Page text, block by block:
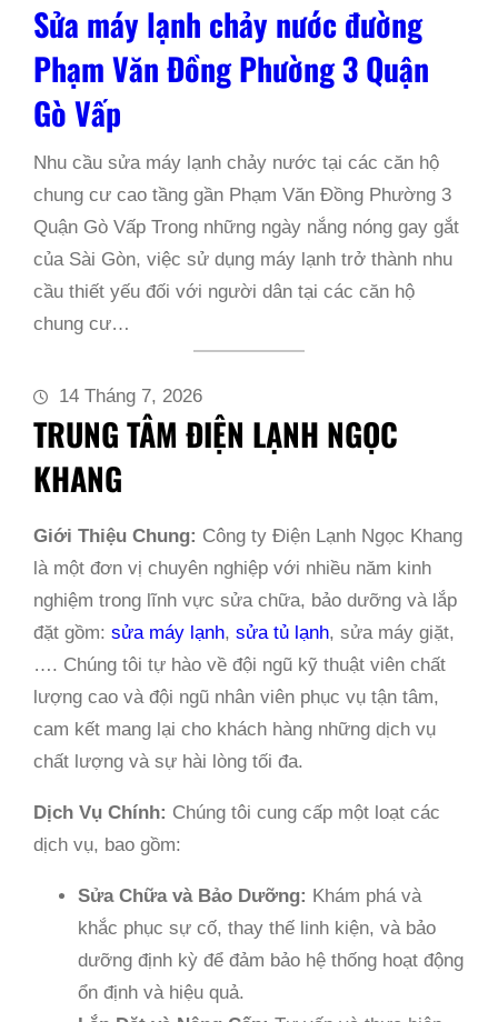
Sửa máy lạnh chảy nước đường
Phạm Văn Đồng Phường 3 Quận
Gò Vấp
Nhu cầu sửa máy lạnh chảy nước tại các căn hộ
chung cư cao tầng gần Phạm Văn Đồng Phường 3
Quận Gò Vấp Trong những ngày nắng nóng gay gắt
của Sài Gòn, việc sử dụng máy lạnh trở thành nhu
cầu thiết yếu đối với người dân tại các căn hộ
chung cư…
14 Tháng 7, 2026
TRUNG TÂM ĐIỆN LẠNH NGỌC
KHANG
Giới Thiệu Chung: Công ty Điện Lạnh Ngọc Khang
là một đơn vị chuyên nghiệp với nhiều năm kinh
nghiệm trong lĩnh vực sửa chữa, bảo dưỡng và lắp
đặt gồm: sửa máy lạnh, sửa tủ lạnh, sửa máy giặt,
…. Chúng tôi tự hào về đội ngũ kỹ thuật viên chất
lượng cao và đội ngũ nhân viên phục vụ tận tâm,
cam kết mang lại cho khách hàng những dịch vụ
chất lượng và sự hài lòng tối đa.
Dịch Vụ Chính: Chúng tôi cung cấp một loạt các
dịch vụ, bao gồm:
Sửa Chữa và Bảo Dưỡng: Khám phá và
khắc phục sự cố, thay thế linh kiện, và bảo
dưỡng định kỳ để đảm bảo hệ thống hoạt động
ổn định và hiệu quả.